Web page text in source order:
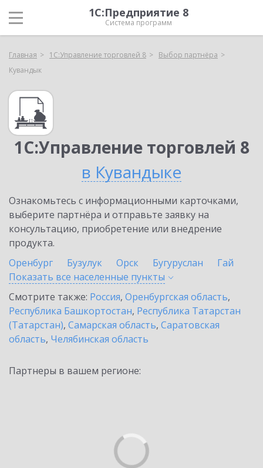
1С:Предприятие 8
Система программ
Главная 1С:Управление торговлей 8
Выбор партнёра
Кувандык
1С:Управление торговлей 8
в Кувандыке
Ознакомьтесь с информационными карточками,
выберите партнёра и отправьте заявку на
консультацию, приобретение или внедрение
продукта.
Оренбург
Бузулук Орск Бугуруслан
Гай
Показать все населенные пункты
Смотрите также: Россия, Оренбургская область,
Республика Башкортостан, Республика Татарстан
(Татарстан), Самарская область, Саратовская
область, Челябинская область
Партнеры в вашем регионе: